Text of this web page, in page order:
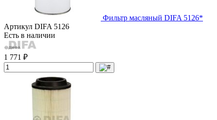
Фильтр масляный DIFA 5126*
Артикул DIFA 5126
Есть в наличии
1 771 ₽